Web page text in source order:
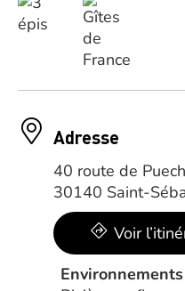
Adresse
40 route de
30140 Saint-
Voir
Environnements